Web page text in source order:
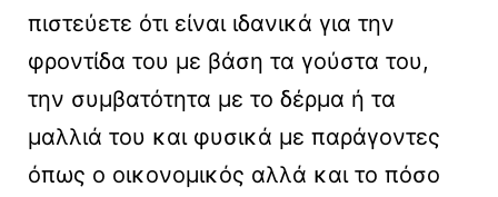
πιστεύετε ότι είναι ιδανικά για την
φροντίδα του με βάση τα γούστα του,
την συμβατότητα με το δέρμα ή τα
μαλλιά του και φυσικά με παράγοντες
όπως ο οικονομικός αλλά και το πόσο